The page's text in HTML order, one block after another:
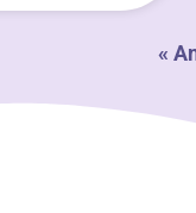
«